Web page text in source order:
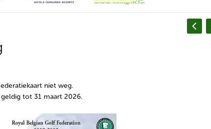
niet weg.
tot 31 maart 2026.